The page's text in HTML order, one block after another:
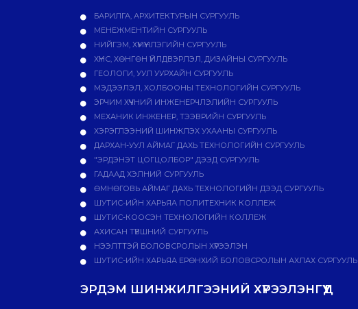
БАРИЛГА, АРХИТЕКТУРЫН СУРГУУЛЬ
МЕНЕЖМЕНТИЙН СУРГУУЛЬ
НИЙГЭМ, ХҮМҮҮНЛЭГИЙН СУРГУУЛЬ
ХҮНС, ХӨНГӨН ҮЙЛДВЭРЛЭЛ, ДИЗАЙНЫ СУРГУУЛЬ
ГЕОЛОГИ, УУЛ УУРХАЙН СУРГУУЛЬ
МЭДЭЭЛЭЛ, ХОЛБООНЫ ТЕХНОЛОГИЙН СУРГУУЛЬ
ЭРЧИМ ХҮЧНИЙ ИНЖЕНЕРЧЛЭЛИЙН СУРГУУЛЬ
МЕХАНИК ИНЖЕНЕР, ТЭЭВРИЙН СУРГУУЛЬ
ХЭРЭГЛЭЭНИЙ ШИНЖЛЭХ УХААНЫ СУРГУУЛЬ
ДАРХАН-УУЛ АЙМАГ ДАХЬ ТЕХНОЛОГИЙН СУРГУУЛЬ
"ЭРДЭНЭТ ЦОГЦОЛБОР" ДЭЭД СУРГУУЛЬ
ГАДААД ХЭЛНИЙ СУРГУУЛЬ
ӨМНӨГОВЬ АЙМАГ ДАХЬ ТЕХНОЛОГИЙН ДЭЭД СУРГУУЛЬ
ШУТИС-ИЙН ХАРЬЯА ПОЛИТЕХНИК КОЛЛЕЖ
ШУТИС-КООСЭН ТЕХНОЛОГИЙН КОЛЛЕЖ
АХИСАН ТҮВШНИЙ СУРГУУЛЬ
НЭЭЛТТЭЙ БОЛОВСРОЛЫН ХҮРЭЭЛЭН
ШУТИС-ИЙН ХАРЬЯА ЕРӨНХИЙ БОЛОВСРОЛЫН АХЛАХ СУРГУУЛЬ
ЭРДЭМ ШИНЖИЛГЭЭНИЙ ХҮРЭЭЛЭНГҮҮД